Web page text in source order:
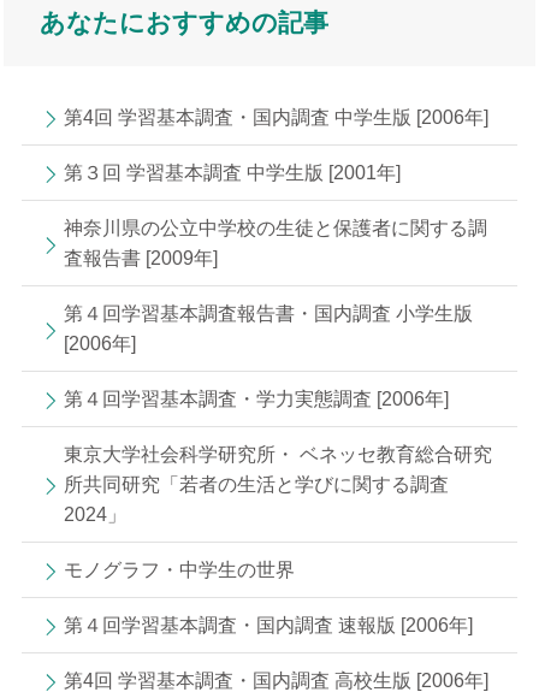
あなたにおすすめの記事
第4回 学習基本調査・国内調査 中学生版 [2006年]
第３回 学習基本調査 中学生版 [2001年]
神奈川県の公立中学校の生徒と保護者に関する調
査報告書 [2009年]
第４回学習基本調査報告書・国内調査 小学生版
[2006年]
第４回学習基本調査・学力実態調査 [2006年]
東京大学社会科学研究所・ ベネッセ教育総合研究
所共同研究「若者の生活と学びに関する調査
2024」
モノグラフ・中学生の世界
第４回学習基本調査・国内調査 速報版 [2006年]
第4回 学習基本調査・国内調査 高校生版 [2006年]